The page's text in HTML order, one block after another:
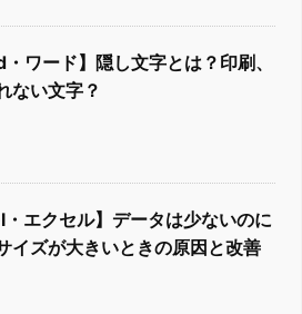
・ワード】隠し文字とは？印刷、
ない文字？
・エクセル】データは少ないのに
イズが大きいときの原因と改善